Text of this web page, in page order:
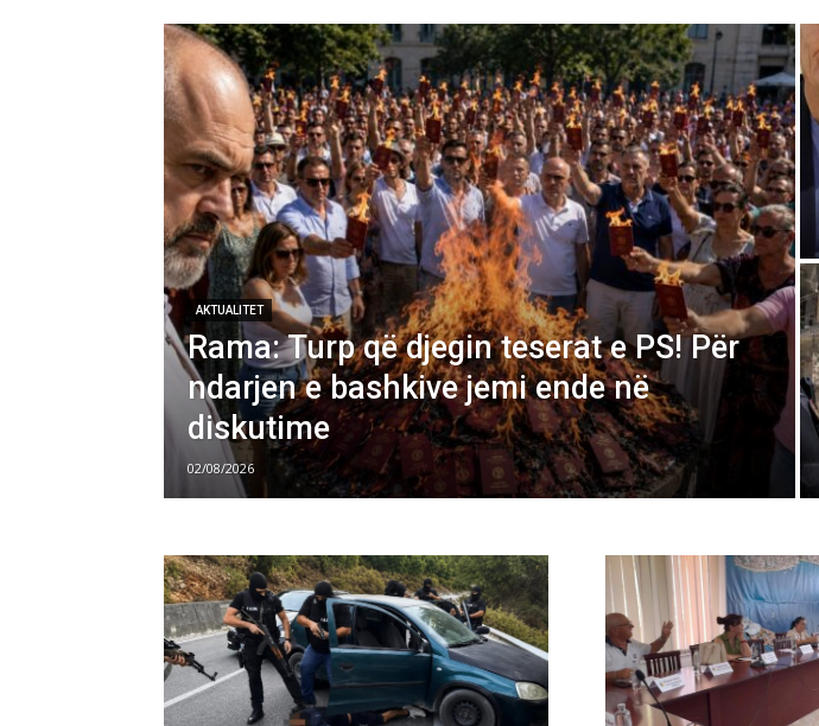
AKTUALITET
Rama: Turp që djegin teserat e PS! Për
ndarjen e bashkive jemi ende në
diskutime
02/08/2026